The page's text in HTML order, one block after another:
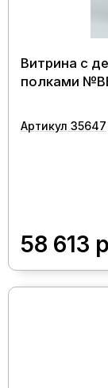
Витрина с
полками
Артикул 35647
58 613